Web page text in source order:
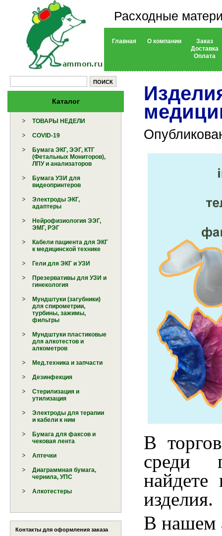
Расходные
Главная О компании
Заказ
Доставка
Оплата
Каталог
ТОВАРЫ НЕДЕЛИ
COVID-19
Бумага ЭКГ, ЭЭГ, КТГ
(Фетальных Мониторов),
ЛПУ и анализаторов
Бумага УЗИ для
видеопринтеров
Электроды ЭКГ,
адаптеры
Нейрофизиология ЭЭГ,
ЭМГ, РЭГ
Кабели пациента для ЭКГ
к медицинской технике
Гели для ЭКГ и УЗИ
Презервативы для УЗИ и
гинекология
Мундштуки (загубники)
для спирометрии,
турбины, зажимы,
фильтры
Мундштуки пластиковые
для алкотестов и
алкометров
Мед.техника и запчасти
Дезинфекция
Стерилизация и
утилизация
Электроды для терапии
и кабели к ним
Бумага для факсов и
чековая лента
Аптечки
Диаграммная бумага,
чернила, УПС
Алкотестеры
Контакты для оформления заказа
В
среди
найдете
изделия.
В нашем